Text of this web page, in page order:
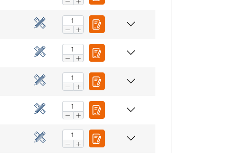
delar också
samlat in från din
Oklassificerade
ALLA